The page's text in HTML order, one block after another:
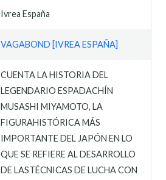
Ivrea España
VAGABOND [IVREA ESPAÑA]
CUENTA LA HISTORIA DEL
LEGENDARIO ESPADACHÍN
MUSASHI MIYAMOTO, LA
FIGURAHISTÓRICA MÁS
IMPORTANTE DEL JAPÓN EN LO
QUE SE REFIERE AL DESARROLLO
DE LASTÉCNICAS DE LUCHA CON